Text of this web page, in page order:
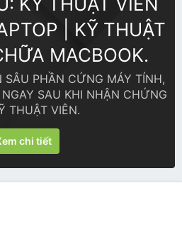
| KỸ THUẬT
MACBOOK.
PHẦN CỨNG MÁY TÍNH,
SAU KHI NHẬN CHỨNG
THUẬT VIÊN.
chi tiết